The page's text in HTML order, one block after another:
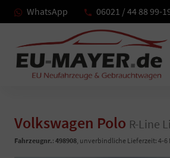
WhatsApp 06021 / 44 88 99-
Volkswagen Polo R-Line
Fahrzeugnr.: 498908, unverbindliche Lieferzeit: 4-6